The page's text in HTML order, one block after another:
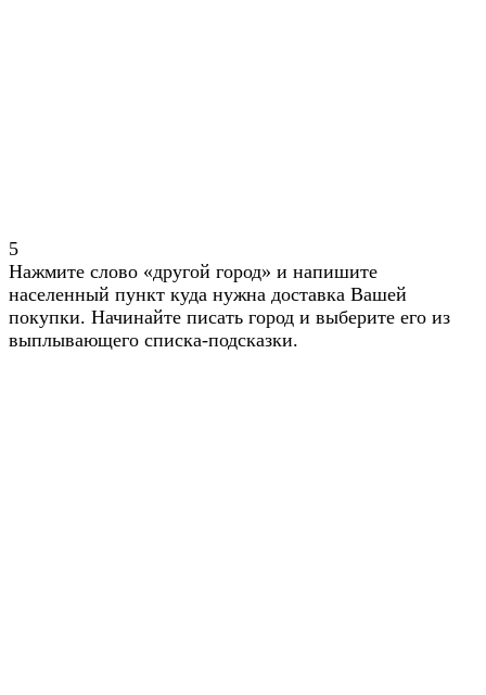
5
Нажмите слово «другой город» и напишите
населенный пункт куда нужна доставка Вашей
покупки. Начинайте писать город и выберите его из
выплывающего списка-подсказки.